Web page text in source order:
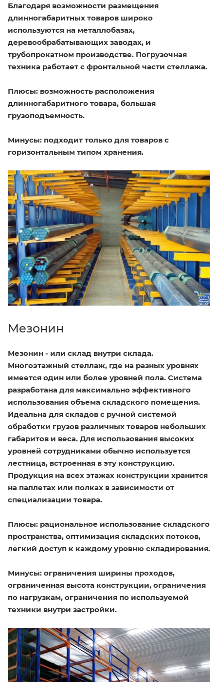
Благодаря возможности размещения
длинногабаритных товаров широко
используются на металлобазах,
деревообрабатывающих заводах, и
трубопрокатном производстве. Погрузочная
техника работает с фронтальной части стеллажа.
Плюсы: возможность расположения
длинногабаритного товара, большая
грузоподъемность.
Минусы: подходит только для товаров с
горизонтальным типом хранения.
Мезонин
Мезонин - или склад внутри склада.
Многоэтажный стеллаж, где на разных уровнях
имеется один или более уровней пола. Система
разработана для максимально эффективного
использования объема складского помещения.
Идеальна для складов с ручной системой
обработки грузов различных товаров небольших
габаритов и веса. Для использования высоких
уровней сотрудниками обычно используется
лестница, встроенная в эту конструкцию.
Продукция на всех этажах конструкции хранится
на паллетах или полках в зависимости от
специализации товара.
Плюсы: рациональное использование складского
пространства, оптимизация складских потоков,
легкий доступ к каждому уровню складирования.
Минусы: ограничения ширины проходов,
ограниченная высота конструкции, ограничения
по нагрузкам, ограничения по используемой
техники внутри застройки.